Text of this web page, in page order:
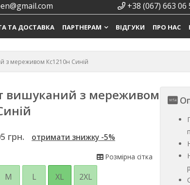
+38 (067) 663 06
ТА ДОСТАВКА ПАРТНЕРАМ ВІДГУКИ ПРО НАС
з мереживом Кс1210н Синій
вишуканий з мереживом
грн. отримати знижку -5%
Розмірна сітка
M L XL 2XL